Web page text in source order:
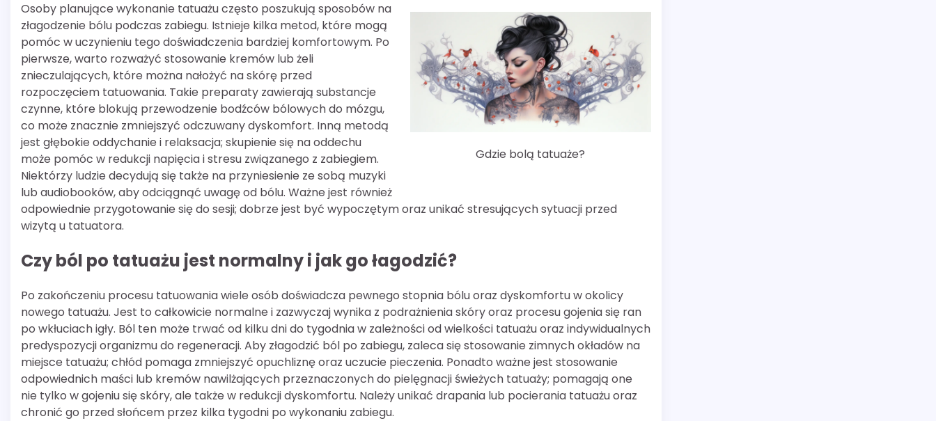
Gdzie bolą tatuaże?
Osoby planujące wykonanie tatuażu często poszukują sposobów na
złagodzenie bólu podczas zabiegu. Istnieje kilka metod, które mogą
pomóc w uczynieniu tego doświadczenia bardziej komfortowym. Po
pierwsze, warto rozważyć stosowanie kremów lub żeli
znieczulających, które można nałożyć na skórę przed
rozpoczęciem tatuowania. Takie preparaty zawierają substancje
czynne, które blokują przewodzenie bodźców bólowych do mózgu,
co może znacznie zmniejszyć odczuwany dyskomfort. Inną metodą
jest głębokie oddychanie i relaksacja; skupienie się na oddechu
może pomóc w redukcji napięcia i stresu związanego z zabiegiem.
Niektórzy ludzie decydują się także na przyniesienie ze sobą muzyki
lub audiobooków, aby odciągnąć uwagę od bólu. Ważne jest również
odpowiednie przygotowanie się do sesji; dobrze jest być wypoczętym oraz unikać stresujących sytuacji przed
wizytą u tatuatora.
Czy ból po tatuażu jest normalny i jak go łagodzić?
Po zakończeniu procesu tatuowania wiele osób doświadcza pewnego stopnia bólu oraz dyskomfortu w okolicy
nowego tatuażu. Jest to całkowicie normalne i zazwyczaj wynika z podrażnienia skóry oraz procesu gojenia się ran
po wkłuciach igły. Ból ten może trwać od kilku dni do tygodnia w zależności od wielkości tatuażu oraz indywidualnych
predyspozycji organizmu do regeneracji. Aby złagodzić ból po zabiegu, zaleca się stosowanie zimnych okładów na
miejsce tatuażu; chłód pomaga zmniejszyć opuchliznę oraz uczucie pieczenia. Ponadto ważne jest stosowanie
odpowiednich maści lub kremów nawilżających przeznaczonych do pielęgnacji świeżych tatuaży; pomagają one
nie tylko w gojeniu się skóry, ale także w redukcji dyskomfortu. Należy unikać drapania lub pocierania tatuażu oraz
chronić go przed słońcem przez kilka tygodni po wykonaniu zabiegu.